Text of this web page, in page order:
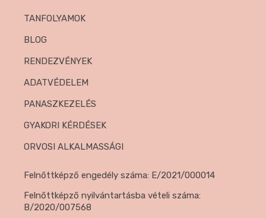
TANFOLYAMOK
BLOG
RENDEZVÉNYEK
ADATVÉDELEM
PANASZKEZELÉS
GYAKORI KÉRDÉSEK
ORVOSI ALKALMASSÁGI
Felnőttképző engedély száma: E/2021/000014
Felnőttképző nyilvántartásba vételi száma:
B/2020/007568